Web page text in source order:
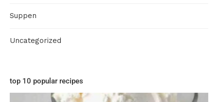
Suppen
Uncategorized
top 10 popular recipes